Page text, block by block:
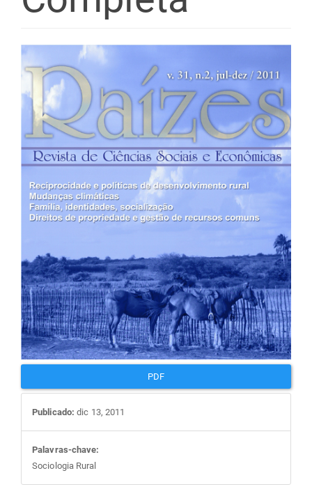
Barra
lateral
de
artigos
PDF
Publicado: dic 13, 2011
Palavras-chave:
Sociologia Rural